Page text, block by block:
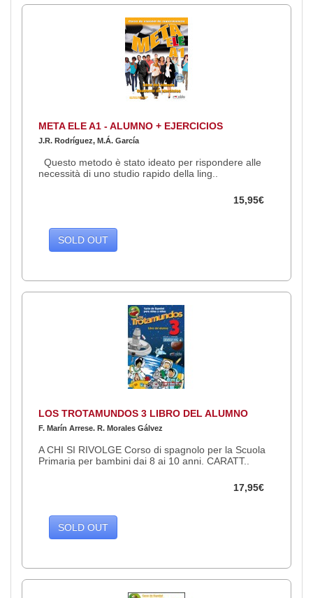
META ELE A1 - ALUMNO + EJERCICIOS
J.R. Rodríguez, M.Á. García
Questo metodo è stato ideato per rispondere alle
necessità di uno studio rapido della ling..
15,95€
SOLD OUT
LOS TROTAMUNDOS 3 LIBRO DEL ALUMNO
F. Marín Arrese. R. Morales Gálvez
A CHI SI RIVOLGE Corso di spagnolo per la Scuola
Primaria per bambini dai 8 ai 10 anni. CARATT..
17,95€
SOLD OUT